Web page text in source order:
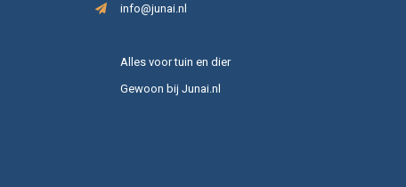
info@junai.nl
Alles voor tuin en dier
Gewoon bij Junai.nl